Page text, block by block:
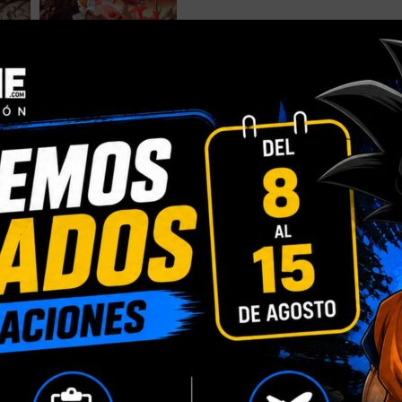
INFORMACIÓN ADICIONALVALORACIONES (0)
Gar de la mitica pelicula Transformers the Movie.